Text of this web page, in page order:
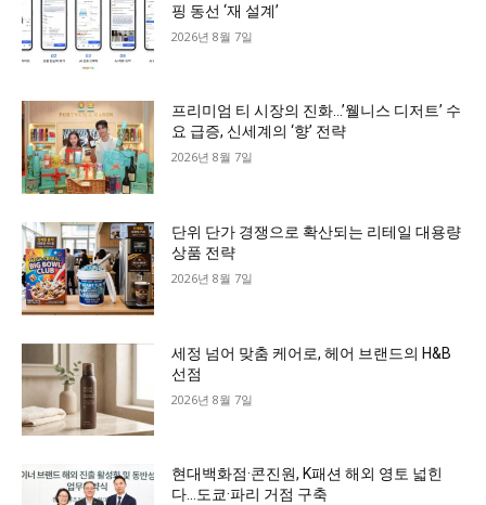
핑 동선 ‘재 설계’
2026년 8월 7일
프리미엄 티 시장의 진화…’웰니스 디저트’ 수
요 급증, 신세계의 ‘향’ 전략
2026년 8월 7일
단위 단가 경쟁으로 확산되는 리테일 대용량
상품 전략
2026년 8월 7일
세정 넘어 맞춤 케어로, 헤어 브랜드의 H&B
선점
2026년 8월 7일
현대백화점·콘진원, K패션 해외 영토 넓힌
다…도쿄·파리 거점 구축